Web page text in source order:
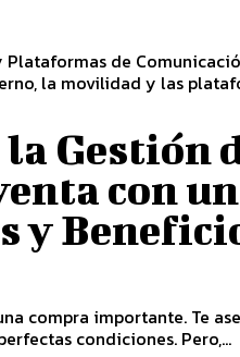
de
Gestión
con un
y
compra importante. Te
condiciones. Pero,...